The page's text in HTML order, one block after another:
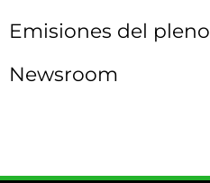
Emisiones del pleno
Newsroom